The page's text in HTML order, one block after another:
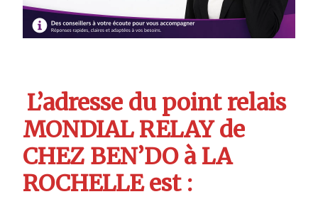
L’adresse du point relais
MONDIAL RELAY de
CHEZ BEN’DO à LA
ROCHELLE est :